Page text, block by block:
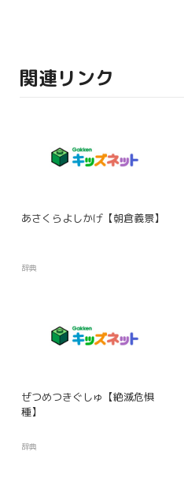
関連リンク
あさくらよしかげ【朝倉義景】
辞典
ぜつめつきぐしゅ【絶滅危惧
種】
辞典